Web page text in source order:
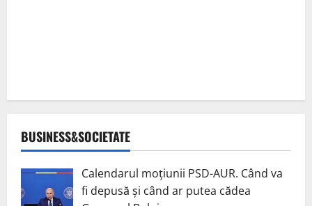
BUSINESS&SOCIETATE
Calendarul moțiunii PSD-AUR. Când va
fi depusă și când ar putea cădea